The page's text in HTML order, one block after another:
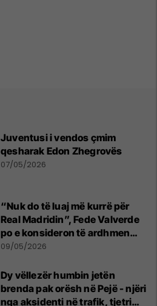
Juventusi i vendos çmim
qesharak Edon Zhegrovës
07/05/2026
“Nuk do të luaj më kurrë për
Real Madridin”, Fede Valverde
po e konsideron të ardhmen
pas sherrit me Tchouamenin
09/05/2026
Dy vëllezër humbin jetën
brenda pak orësh në Pejë - njëri
nga aksidenti në trafik, tjetri